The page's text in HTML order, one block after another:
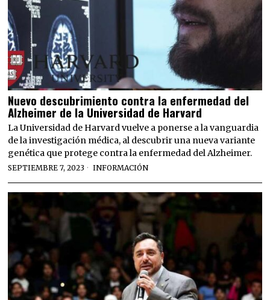
Nuevo descubrimiento contra la enfermedad del
Alzheimer de la Universidad de Harvard
La Universidad de Harvard vuelve a ponerse a la vanguardia
de la investigación médica, al descubrir una nueva variante
genética que protege contra la enfermedad del Alzheimer.
SEPTIEMBRE 7, 2023 INFORMACIÓN